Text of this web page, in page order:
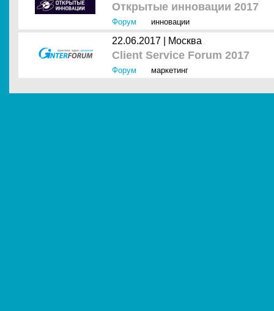
Открытые инновации 2017
Форум инновации
22.06.2017 | Москва
Client Service Forum 2017
Форум маркетинг